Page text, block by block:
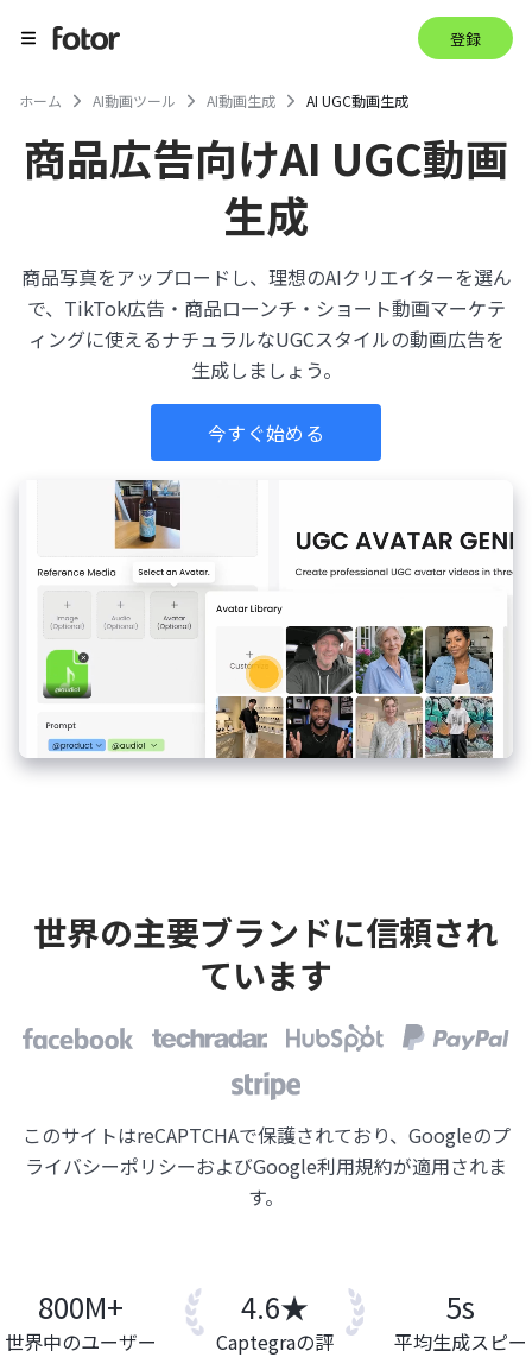
登録
ホーム AI動画ツール AI動画生成 AI UGC動画生成
商品広告向けAI UGC動画
生成
商品写真をアップロードし、理想のAIクリエイターを選ん
で、TikTok広告・商品ローンチ・ショート動画マーケテ
ィングに使えるナチュラルなUGCスタイルの動画広告を
生成しましょう。
今すぐ始める
世界の主要ブランドに信頼され
ています
このサイトはreCAPTCHAで保護されており、Googleのプ
ライバシーポリシーおよびGoogle利用規約が適用されま
す。
800M+
世界中のユーザー
4.6★
Captegraの評
5s
平均生成スピー